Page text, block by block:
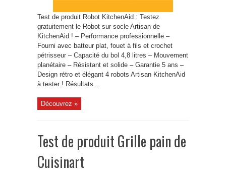
Test de produit Robot KitchenAid : Testez
gratuitement le Robot sur socle Artisan de
KitchenAid ! – Performance professionnelle –
Fourni avec batteur plat, fouet à fils et crochet
pétrisseur – Capacité du bol 4,8 litres – Mouvement
planétaire – Résistant et solide – Garantie 5 ans –
Design rétro et élégant 4 robots Artisan KitchenAid
à tester ! Résultats ...
Découvrez »
Test de produit Grille pain de
Cuisinart